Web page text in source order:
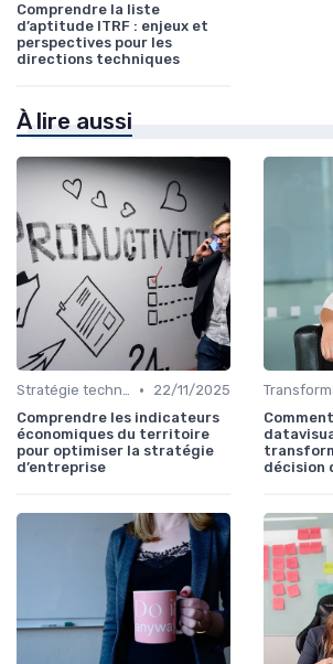
Comprendre la liste
d’aptitude ITRF : enjeux et
perspectives pour les
directions techniques
À lire aussi
Stratégie technologique •
22/11/2025
Comprendre les indicateurs
économiques du territoire
pour optimiser la stratégie
d’entreprise
décision